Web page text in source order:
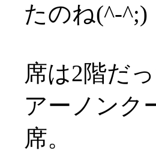
たのね(^-^;)
席は2階だ
アーノンク
席。